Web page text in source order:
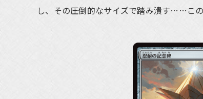
し、その圧倒的なサイズで踏み潰す……こ